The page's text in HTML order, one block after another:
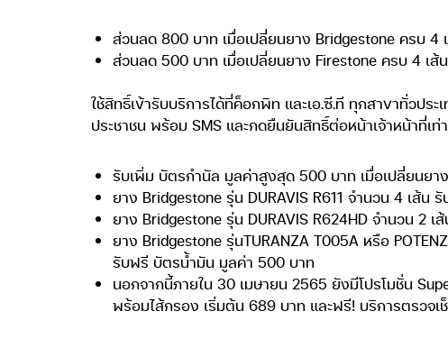
ส่วนลด 800 บาท เมื่อเปลี่ยนยาง Bridgestone ครบ 4
ส่วนลด 500 บาท เมื่อเปลี่ยนยาง Firestone ครบ 4 เส้น
ใช้สิทธิ์เข้ารับบริการได้ที่ค็อกพิท และเอ.ซี.ที ทุกสาขาทั่วปร
ประชาชน พร้อม SMS และกดยืนยันสิทธิ์ต่อหน้าเจ้าหน้าที่เ
รับเพิ่ม บัตรกำนัล มูลค่าสูงสุด 500 บาท เมื่อเปลี่ยนยา
ยาง Bridgestone รุ่น DURAVIS R611 จำนวน 4 เส้
ยาง Bridgestone รุ่น DURAVIS R624HD จำนวน 2
ยาง Bridgestone รุ่นTURANZA T005A หรือ
รับฟรี บัตรน้ำมัน มูลค่า 500 บาท
นอกจากนี้ภายใน 30 เมษายน 2565 ยังมีโปรโมชั่น
พร้อมไส้กรอง เริ่มต้น 689 บาท และฟรี! บริการตรวจ